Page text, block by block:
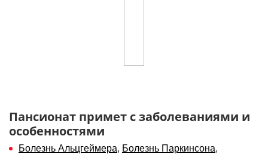
Пансионат примет с заболеваниями и
особенностями
Болезнь Альцгеймера, Болезнь Паркинсона,